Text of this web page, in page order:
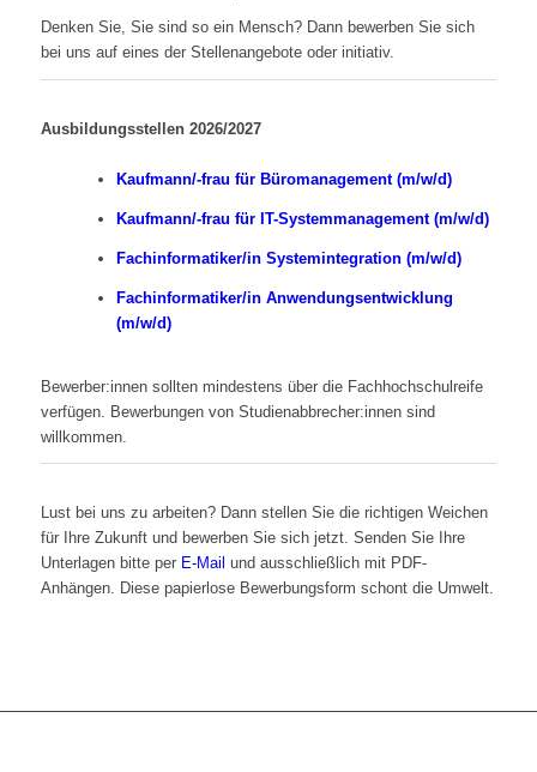
Denken Sie, Sie sind so ein Mensch? Dann bewerben Sie sich
bei uns auf eines der Stellenangebote oder initiativ.
Ausbildungsstellen 2026/2027
Kaufmann/-frau für Büromanagement (m/w/d)
Kaufmann/-frau für IT-Systemmanagement (m/w/d)
Fachinformatiker/in Systemintegration (m/w/d)
Fachinformatiker/in Anwendungsentwicklung
(m/w/d)
Bewerber:innen sollten mindestens über die Fachhochschulreife
verfügen. Bewerbungen von Studienabbrecher:innen sind
willkommen.
Lust bei uns zu arbeiten? Dann stellen Sie die richtigen Weichen
für Ihre Zukunft und bewerben Sie sich jetzt. Senden Sie Ihre
Unterlagen bitte per E-Mail und ausschließlich mit PDF-
Anhängen. Diese papierlose Bewerbungsform schont die Umwelt.